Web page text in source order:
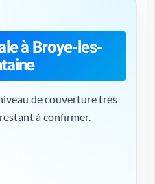
à Broye-les-
de couverture très
à confirmer.